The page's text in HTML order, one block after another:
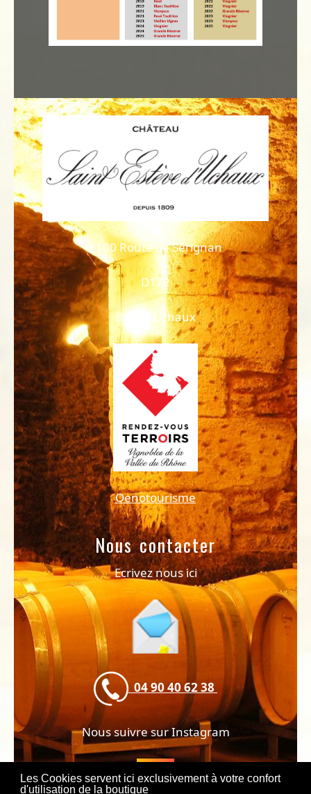
Les Cookies servent ici exclusivement à votre confort
d'utilisation de la boutique
1100 Route de Sérignan
D172
84100 Uchaux
Oenotourisme
Nous contacter
Ecrivez nous ici
04 90 40 62 38
Nous suivre sur Instagram